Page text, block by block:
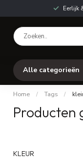
Eerlijk
Alle categorieën
Home / Tags /
Producten
KLEUR